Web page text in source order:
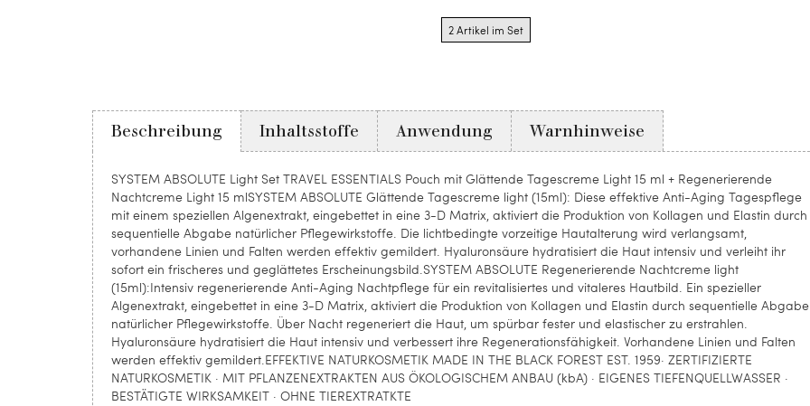
options
for
Set
2 Artikel im Set
Beschreibung
SYSTEM ABSOLUTE Light Set TRAVEL ESSENTIALS Pouch mit Glättende Tagescreme Light 15 ml + Regenerierende
Nachtcreme Light 15 mlSYSTEM ABSOLUTE Glättende Tagescreme light (15ml): Diese effektive Anti-Aging Tagespflege
mit einem speziellen Algenextrakt, eingebettet in eine 3-D Matrix, aktiviert die Produktion von Kollagen und Elastin durch
sequentielle Abgabe natürlicher Pflegewirkstoffe. Die lichtbedingte vorzeitige Hautalterung wird verlangsamt,
vorhandene Linien und Falten werden effektiv gemildert. Hyaluronsäure hydratisiert die Haut intensiv und verleiht ihr
sofort ein frischeres und geglättetes Erscheinungsbild.SYSTEM ABSOLUTE Regenerierende Nachtcreme light
(15ml):Intensiv regenerierende Anti-Aging Nachtpflege für ein revitalisiertes und vitaleres Hautbild. Ein spezieller
Algenextrakt, eingebettet in eine 3-D Matrix, aktiviert die Produktion von Kollagen und Elastin durch sequentielle Abgabe
natürlicher Pflegewirkstoffe. Über Nacht regeneriert die Haut, um spürbar fester und elastischer zu erstrahlen.
Hyaluronsäure hydratisiert die Haut intensiv und verbessert ihre Regenerationsfähigkeit. Vorhandene Linien und Falten
werden effektiv gemildert.EFFEKTIVE NATURKOSMETIK MADE IN THE BLACK FOREST EST. 1959· ZERTIFIZIERTE
NATURKOSMETIK · MIT PFLANZENEXTRAKTEN AUS ÖKOLOGISCHEM ANBAU (kbA) · EIGENES TIEFENQUELLWASSER ·
BESTÄTIGTE WIRKSAMKEIT · OHNE TIEREXTRATKTE
Inhaltsstoffe Anwendung Warnhinweise